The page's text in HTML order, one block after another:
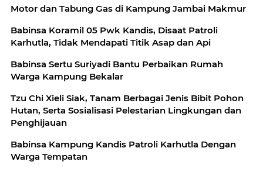
Motor dan Tabung Gas di Kampung Jambai Makmur
Babinsa Koramil 05 Pwk Kandis, Disaat Patroli
Karhutla, Tidak Mendapati Titik Asap dan Api
Babinsa Sertu Suriyadi Bantu Perbaikan Rumah
Warga Kampung Bekalar
Tzu Chi Xieli Siak, Tanam Berbagai Jenis Bibit Pohon
Hutan, Serta Sosialisasi Pelestarian Lingkungan dan
Penghijauan
Babinsa Kampung Kandis Patroli Karhutla Dengan
Warga Tempatan